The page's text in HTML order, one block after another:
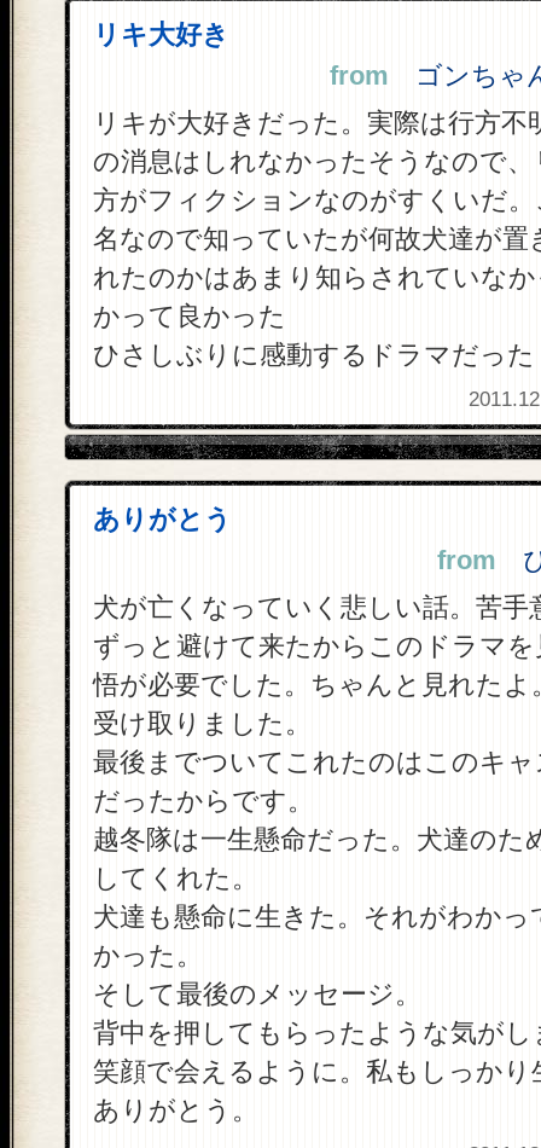
リキ大好き
from ゴンちゃ
リキが大好きだった。実際は行方不
の消息はしれなかったそうなので
方がフィクションなのがすくいだ
名なので知っていたが何故犬達が置
れたのかはあまり知らされていな
かって良かった
ひさしぶりに感動するドラマだった
ありがとう
from
犬が亡くなっていく悲しい話。苦手
ずっと避けて来たからこのドラマ
悟が必要でした。ちゃんと見れたよ
受け取りました。
最後までついてこれたのはこのキ
だったからです。
越冬隊は一生懸命だった。犬達のた
してくれた。
犬達も懸命に生きた。それがわかっ
かった。
そして最後のメッセージ。
背中を押してもらったような気がし
笑顔で会えるように。私もしっかり
ありがとう。